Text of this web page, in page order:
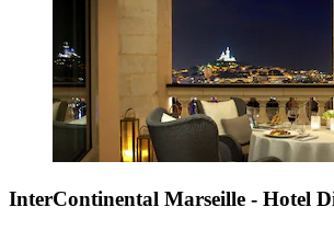
InterContinental Marseille - Hotel